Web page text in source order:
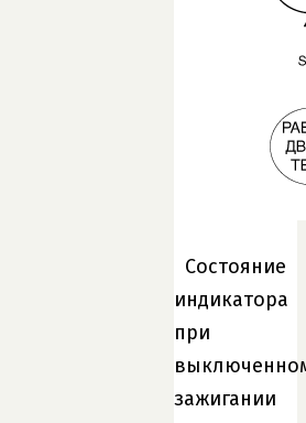
Состояние
индикатора
при
зажигании